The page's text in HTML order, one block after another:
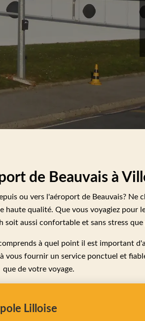
de Beauvais à
ou vers l'aéroport de Beauvais? Ne
qualité. Que vous voyagiez pour
soit aussi confortable et sans stress que
à quel point il est important
vous fournir un service ponctuel et
que de votre voyage.
Lilloise